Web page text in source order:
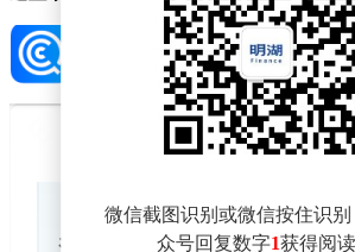
微信截图识别或微信按住识
众号回复数字1获得阅